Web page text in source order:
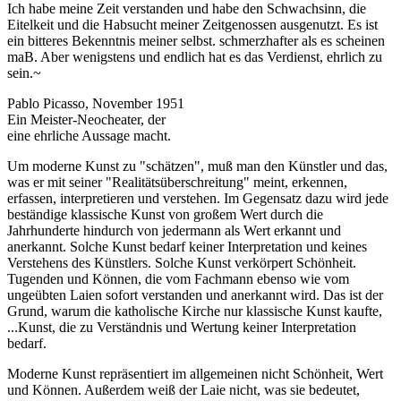
Ich habe meine Zeit verstanden und habe den Schwachsinn, die
Eitelkeit und die Habsucht meiner Zeitgenossen ausgenutzt. Es ist
ein bitteres Bekenntnis meiner selbst. schmerzhafter als es scheinen
maB. Aber wenigstens und endlich hat es das Verdienst, ehrlich zu
sein.~
Pablo Picasso, November 1951
Ein Meister-Neocheater, der
eine ehrliche Aussage macht.
Um moderne Kunst zu "schätzen", muß man den Künstler und das,
was er mit seiner "Realitätsüberschreitung" meint, erkennen,
erfassen, interpretieren und verstehen. Im Gegensatz dazu wird jede
beständige klassische Kunst von großem Wert durch die
Jahrhunderte hindurch von jedermann als Wert erkannt und
anerkannt. Solche Kunst bedarf keiner Interpretation und keines
Verstehens des Künstlers. Solche Kunst verkörpert Schönheit.
Tugenden und Können, die vom Fachmann ebenso wie vom
ungeübten Laien sofort verstanden und anerkannt wird. Das ist der
Grund, warum die katholische Kirche nur klassische Kunst kaufte,
...Kunst, die zu Verständnis und Wertung keiner Interpretation
bedarf.
Moderne Kunst repräsentiert im allgemeinen nicht Schönheit, Wert
und Können. Außerdem weiß der Laie nicht, was sie bedeutet,